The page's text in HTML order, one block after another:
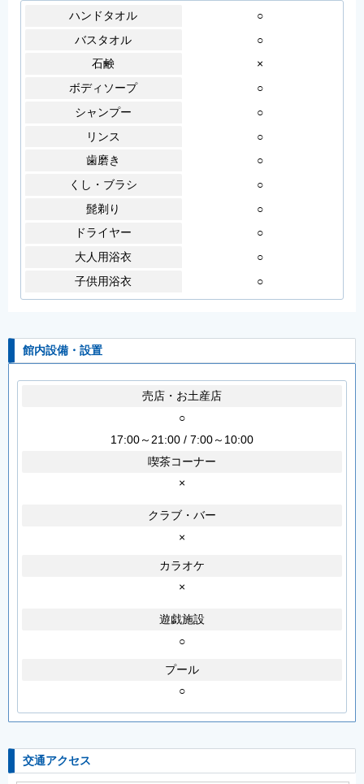
ハンドタオル
○
バスタオル
○
石鹸
×
ボディソープ
○
シャンプー
○
リンス
○
歯磨き
○
くし・ブラシ
○
髭剃り
○
ドライヤー
○
大人用浴衣
○
子供用浴衣
○
館内設備・設置
売店・お土産店
○
17:00～21:00 / 7:00～10:00
喫茶コーナー
×
クラブ・バー
×
カラオケ
×
遊戯施設
○
プール
○
交通アクセス